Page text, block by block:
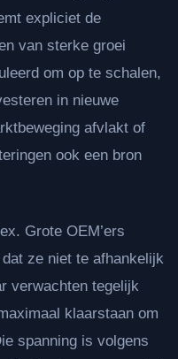
expliciet de
van sterke groei
om op te schalen,
in nieuwe
afvlakt of
ook een bron
Grote OEM’ers
ze niet te afhankelijk
verwachten tegelijk
klaarstaan om
spanning is volgens